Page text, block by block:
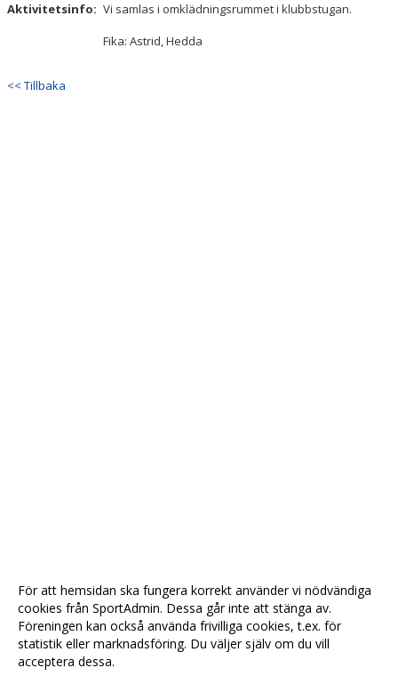
Aktivitetsinfo: Vi samlas i omklädningsrummet i klubbstugan.
Fika: Astrid, Hedda
<< Tillbaka
För att hemsidan ska fungera korrekt använder vi nödvändiga
cookies från SportAdmin. Dessa går inte att stänga av.
Föreningen kan också använda frivilliga cookies, t.ex. för
statistik eller marknadsföring. Du väljer själv om du vill
acceptera dessa.